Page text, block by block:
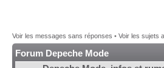
Voir les messages sans réponses • Voir les sujets
Forum Depeche Mode